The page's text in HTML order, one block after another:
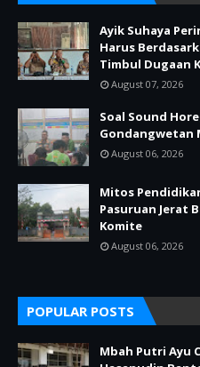
Ayik Suhaya
Harus
Timbul Dugaan
August 07, 2026
Soal Sound
Gondangwetan
August 06, 2026
Mitos
Pasuruan Jerat
Komite
August 06, 2026
POPULAR POSTS
Mbah Putri Ayu